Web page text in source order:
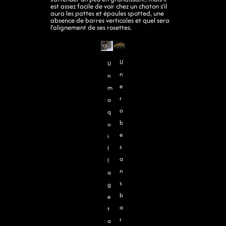
est assez facile de voir chez un chaton s’il
aura les pattes et épaules spotted, une
absence de barres verticales et quel sera
l’alignement de ses rosettes.
U
n
m
a
q
u
i
l
l
a
g
e
t
a
U
n
e
r
o
b
e
s
a
n
s
b
a
r